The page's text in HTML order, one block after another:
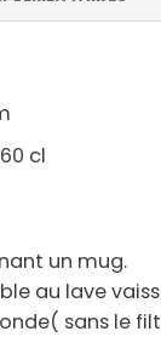
cl
un mug.
au lave
sans le